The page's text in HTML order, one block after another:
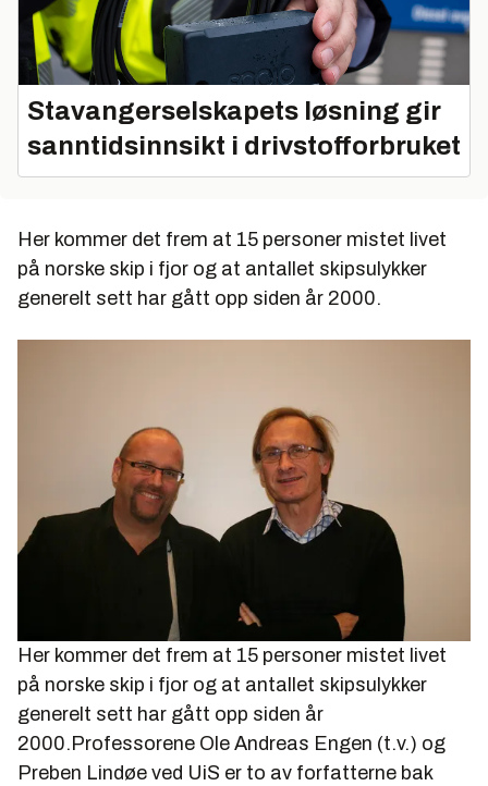
Stavangerselskapets løsning gir
sanntidsinnsikt i drivstofforbruket
Her kommer det frem at 15 personer mistet livet
på norske skip i fjor og at antallet skipsulykker
generelt sett har gått opp siden år 2000.
Her kommer det frem at 15 personer mistet livet
på norske skip i fjor og at antallet skipsulykker
generelt sett har gått opp siden år
2000.Professorene Ole Andreas Engen (t.v.) og
Preben Lindøe ved UiS er to av forfatterne bak